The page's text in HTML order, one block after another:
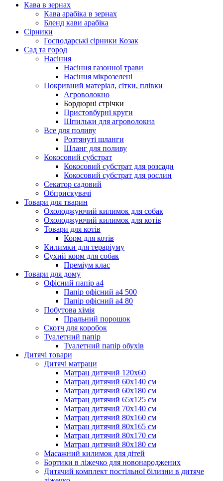
Кава в зернах
Кава арабіка в зернах
Бленд кави арабіка
Сірники
Господарські сірники Козак
Сад та город
Насіння
Насіння газонної трави
Насіння мікрозелені
Покривний матеріал, сітки, плівки
Агроволокно
Бордюрні стрічки
Пристовбурні круги
Шпильки для агроволокна
Все для поливу
Розтянуті шланги
Шланг для поливу
Кокосовий субстрат
Кокосовий субстрат для розсади
Кокосовий субстрат для рослин
Секатор садовий
Обприскувачі
Товари для тварин
Охолоджуючий килимок для собак
Охолоджуючий килимок для котів
Товари для котів
Корм для котів
Килимки для тераріуму
Сухий корм для собак
Преміум клас
Товари для дому
Офісний папір а4
Папір офісний а4 500
Папір офісний а4 80
Побутова хімія
Пральний порошок
Скотч для коробок
Туалетний папір
Туалетний папір обухів
Дитячі товари
Дитячі матраци
Матрац дитячий 120х60
Матрац дитячий 60х140 см
Матрац дитячий 60х180 см
Матрац дитячий 65х125 см
Матрац дитячий 70х140 см
Матрац дитячий 80х160 см
Матрац дитячий 80х165 см
Матрац дитячий 80х170 см
Матрац дитячий 80х180 см
Масажний килимок для дітей
Бортики в ліжечко для новонароджених
Дитячий комплект постільної білизни в дитяче